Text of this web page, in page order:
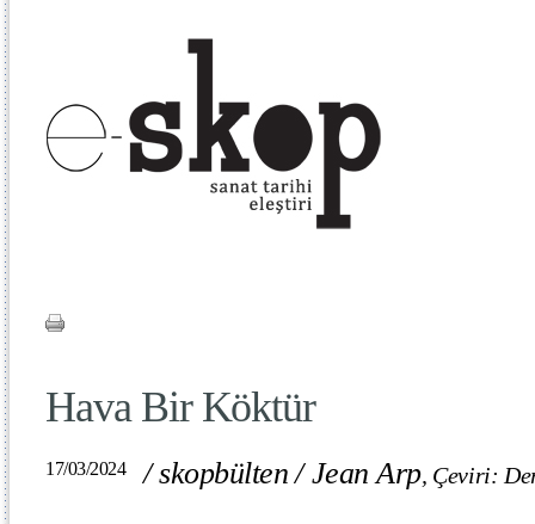
Hava Bir Köktür
17/03/2024 /skopbülten /Jean Arp, Çeviri: